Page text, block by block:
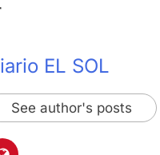
EL SOL
See author's posts